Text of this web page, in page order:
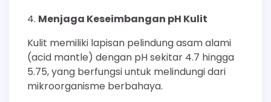
Menjaga Keseimbangan pH Kulit
Kulit memiliki lapisan pelindung asam alami
(acid mantle) dengan pH sekitar 4.7 hingga
5.75, yang berfungsi untuk melindungi dari
mikroorganisme berbahaya.